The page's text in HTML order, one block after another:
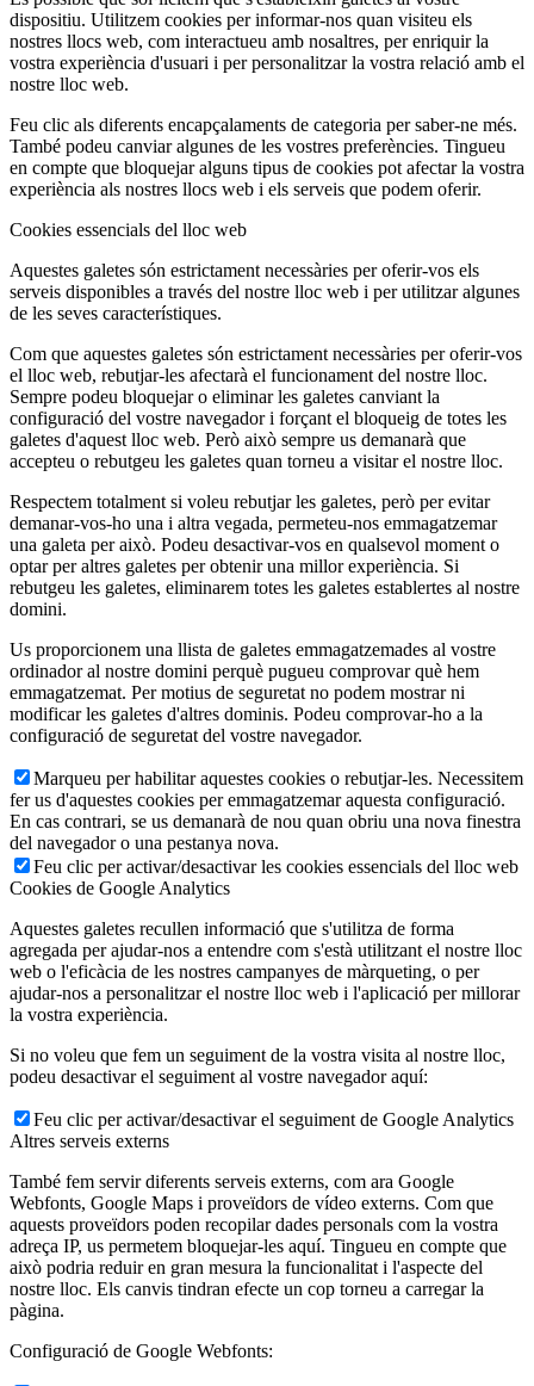
dispositiu. Utilitzem cookies per informar-nos quan visiteu els
nostres llocs web, com interactueu amb nosaltres, per enriquir la
vostra experiència d'usuari i per personalitzar la vostra relació amb el
nostre lloc web.
Feu clic als diferents encapçalaments de categoria per saber-ne més.
També podeu canviar algunes de les vostres preferències. Tingueu
en compte que bloquejar alguns tipus de cookies pot afectar la vostra
experiència als nostres llocs web i els serveis que podem oferir.
Cookies essencials del lloc web
Aquestes galetes són estrictament necessàries per oferir-vos els
serveis disponibles a través del nostre lloc web i per utilitzar algunes
de les seves característiques.
Com que aquestes galetes són estrictament necessàries per oferir-vos
el lloc web, rebutjar-les afectarà el funcionament del nostre lloc.
Sempre podeu bloquejar o eliminar les galetes canviant la
configuració del vostre navegador i forçant el bloqueig de totes les
galetes d'aquest lloc web. Però això sempre us demanarà que
accepteu o rebutgeu les galetes quan torneu a visitar el nostre lloc.
Respectem totalment si voleu rebutjar les galetes, però per evitar
demanar-vos-ho una i altra vegada, permeteu-nos emmagatzemar
una galeta per això. Podeu desactivar-vos en qualsevol moment o
optar per altres galetes per obtenir una millor experiència. Si
rebutgeu les galetes, eliminarem totes les galetes establertes al nostre
domini.
Us proporcionem una llista de galetes emmagatzemades al vostre
ordinador al nostre domini perquè pugueu comprovar què hem
emmagatzemat. Per motius de seguretat no podem mostrar ni
modificar les galetes d'altres dominis. Podeu comprovar-ho a la
configuració de seguretat del vostre navegador.
Marqueu per habilitar aquestes cookies o rebutjar-les. Necessitem
fer us d'aquestes cookies per emmagatzemar aquesta configuració.
En cas contrari, se us demanarà de nou quan obriu una nova finestra
del navegador o una pestanya nova.
Feu clic per activar/desactivar les cookies essencials del lloc web
Cookies de Google Analytics
Aquestes galetes recullen informació que s'utilitza de forma
agregada per ajudar-nos a entendre com s'està utilitzant el nostre lloc
web o l'eficàcia de les nostres campanyes de màrqueting, o per
ajudar-nos a personalitzar el nostre lloc web i l'aplicació per millorar
la vostra experiència.
Si no voleu que fem un seguiment de la vostra visita al nostre lloc,
podeu desactivar el seguiment al vostre navegador aquí:
Feu clic per activar/desactivar el seguiment de Google Analytics
Altres serveis externs
També fem servir diferents serveis externs, com ara Google
Webfonts, Google Maps i proveïdors de vídeo externs. Com que
aquests proveïdors poden recopilar dades personals com la vostra
adreça IP, us permetem bloquejar-les aquí. Tingueu en compte que
això podria reduir en gran mesura la funcionalitat i l'aspecte del
nostre lloc. Els canvis tindran efecte un cop torneu a carregar la
pàgina.
Configuració de Google Webfonts: